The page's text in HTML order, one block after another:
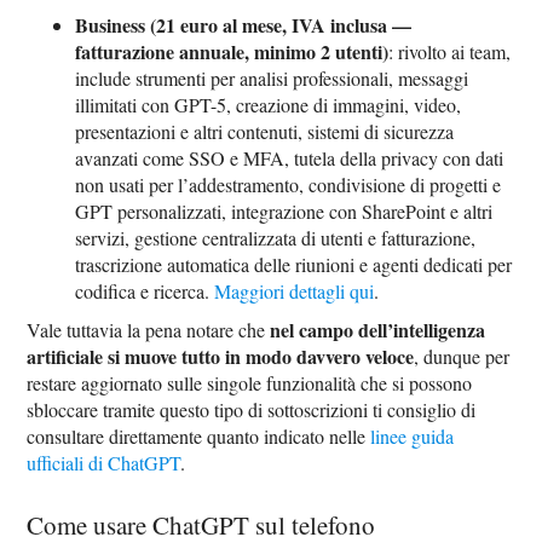
Business (21 euro al mese, IVA inclusa —
fatturazione annuale, minimo 2 utenti): rivolto ai team,
include strumenti per analisi professionali, messaggi
illimitati con GPT-5, creazione di immagini, video,
presentazioni e altri contenuti, sistemi di sicurezza
avanzati come SSO e MFA, tutela della privacy con dati
non usati per l’addestramento, condivisione di progetti e
GPT personalizzati, integrazione con SharePoint e altri
servizi, gestione centralizzata di utenti e fatturazione,
trascrizione automatica delle riunioni e agenti dedicati per
codifica e ricerca.Maggiori dettagli qui.
Vale tuttavia la pena notare chenel campo dell’intelligenza
artificiale si muove tutto in modo davvero veloce, dunque per
restare aggiornato sulle singole funzionalità che si possono
sbloccare tramite questo tipo di sottoscrizioni ti consiglio di
consultare direttamente quanto indicato nellelinee guida
ufficiali di ChatGPT.
Come usare ChatGPT sul telefono